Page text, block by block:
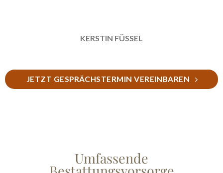
KERSTIN FÜSSEL
JETZT GESPRÄCHSTERMIN VEREINBAREN
Umfassende